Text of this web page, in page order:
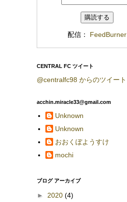
配信： FeedBurner
CENTRAL FC ツイート
@centralfc98 からのツイート
acchin.miracle33@gmail.com
Unknown
Unknown
おおくぼようすけ
mochi
ブログ アーカイブ
► 2020 (4)